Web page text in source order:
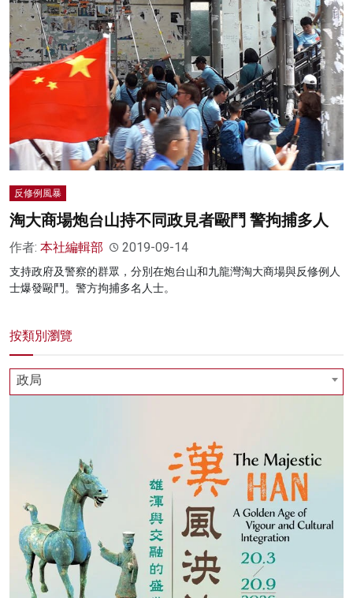
反修例風暴
淘大商場炮台山持不同政見者毆鬥 警拘捕多人
作者: 本社編輯部 2019-09-14
支持政府及警察的群眾，分別在炮台山和九龍灣淘大商場與反修例人
士爆發毆鬥。警方拘捕多名人士。
按類別瀏覽
政局